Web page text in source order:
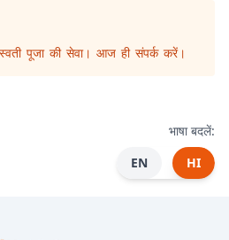
पूजा की सेवा। आज ही संपर्क करें।
भाषा बदलें:
EN
HI